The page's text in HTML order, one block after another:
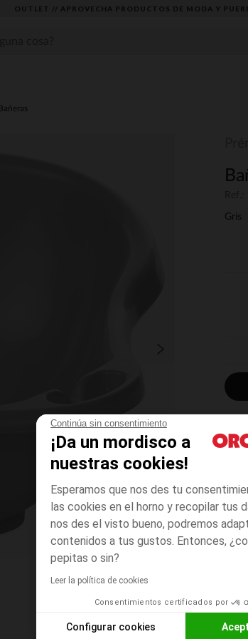
Continúa sin consentimiento
¡Da un mordisco a
nuestras cookies!
Esperamos que nos des tu
las cookies en el horno y recopilar tus
nos des el visto bueno, podremos
contenidos a tus gustos. Entonces,
pepitas o sin?
Leer la política de cookies
Consentimientos certificados por
Configurar cookies
OUTLET // APROVECHA PRODUCTOS DE MODA Y
Bañeras
Gris